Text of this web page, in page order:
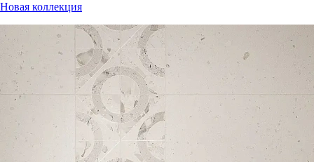
Новая коллекция